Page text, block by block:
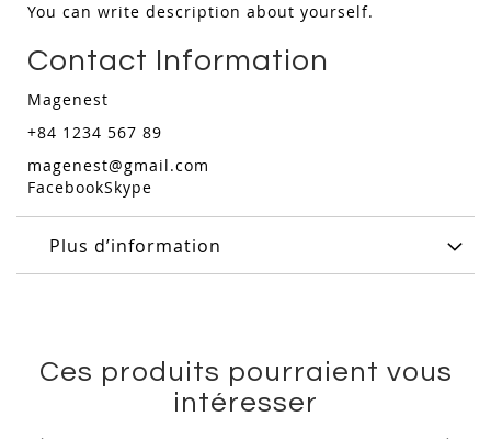
You can write description about yourself.
Contact Information
Magenest
+84 1234 567 89
magenest@gmail.com
FacebookSkype
Plus d’information
Ces produits pourraient vous
intéresser